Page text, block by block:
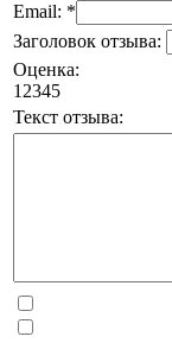
Email: *
Заголовок отзыва:
Оценка:
1 2345
Текст отзыва: